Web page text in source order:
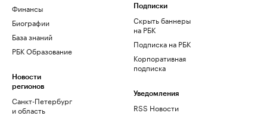
Финансы
Биографии
База знаний
РБК Образование
Новости
регионов
Санкт-Петербург
и область
Подписки
Скрыть баннеры
на РБК
Подписка на РБК
Корпоративная
подписка
Уведомления
RSS Новости